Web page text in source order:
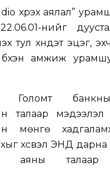
хүрэх аялал”
нийг
тул хүндэт эцэг,
амжиж
банкны
талаар мэдээлэл
мөнгө
хүсвэлЭНД дарна
аяны талаар